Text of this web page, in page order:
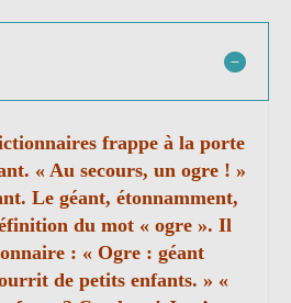
frappe à la porte
« Au secours, un ogre ! »
Le géant, étonnamment,
du mot « ogre ». Il
: « Ogre : géant
de petits enfants. » «